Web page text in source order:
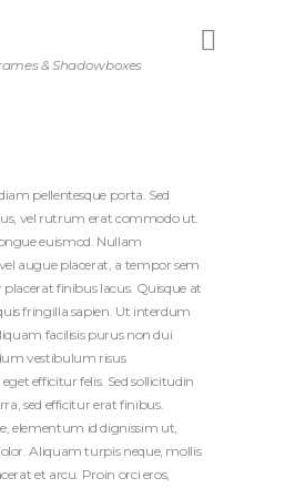
& Shadowboxes
pellentesque porta. Sed
vel rutrum erat commodo ut.
euismod. Nullam
augue placerat, a tempor sem
finibus lacus. Quisque at
fringilla sapien. Ut interdum
facilisis purus non dui
vestibulum risus
efficitur felis. Sed sollicitudin
sed efficitur erat finibus.
elementum id dignissim ut,
Aliquam turpis neque, mollis
et arcu. Proin orci eros,